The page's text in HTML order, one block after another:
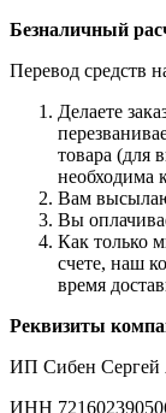
Безналичный
Перевод средств
Делаете
товара (для
необходима
Вам
Вы
Как только
счете, наш
время
Реквизиты
ИП Сибен Сергей
ИНН